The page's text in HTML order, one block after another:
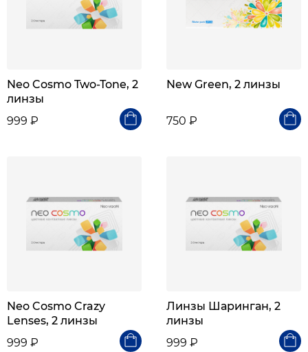
Neo Cosmo Two-Tone, 2
линзы
999 ₽
New Green, 2 линзы
750 ₽
Neo Cosmo Crazy
Lenses, 2 линзы
999 ₽
Линзы Шаринган, 2
линзы
999 ₽